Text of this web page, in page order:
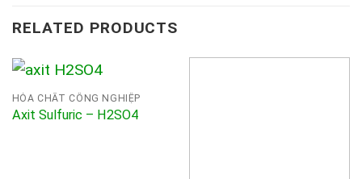
RELATED PRODUCTS
HÓA CHẤT CÔNG NGHIỆP
Axit Sulfuric – H2SO4